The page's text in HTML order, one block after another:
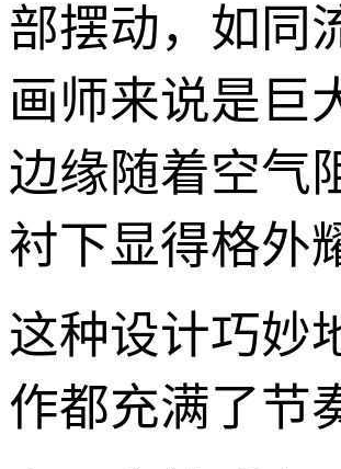
部摆动，如同
画师来说是巨
边缘随着空气
衬下显得格外
这种设计巧妙
作都充满了节